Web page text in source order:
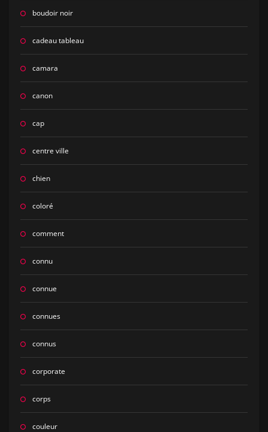
boudoir noir
cadeau tableau
camara
canon
cap
centre ville
chien
coloré
comment
connu
connue
connues
connus
corporate
corps
couleur